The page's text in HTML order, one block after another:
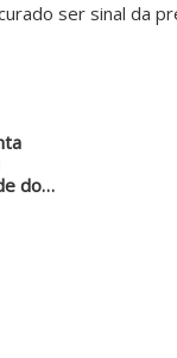
ser sinal da
do